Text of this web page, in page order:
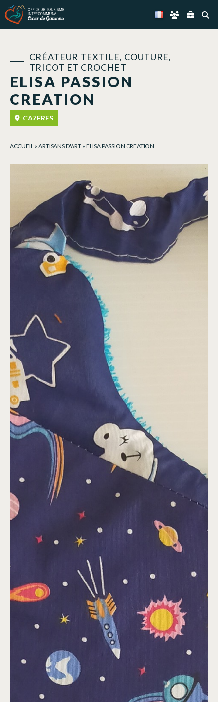
ELISA PASSION
CREATION
CRÉATEUR TEXTILE, COUTURE,
TRICOT ET CROCHET
CAZERES
ACCUEIL » ARTISANS D'ART » ELISA PASSION CREATION
Panneau de gestion des cookies